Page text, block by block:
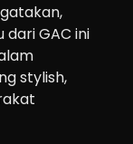
GAC ini
stylish,